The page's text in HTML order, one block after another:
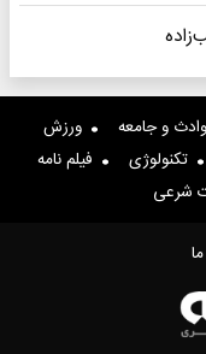
و جامعه
ورزش
تکنولوژی
فیلم نامه
شرعی